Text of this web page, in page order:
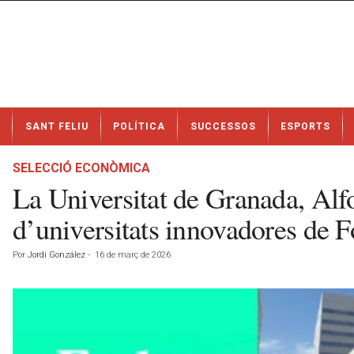
t
SANT FELIU POLÍTICA SUCCESSOS ESPORTS
SELECCIÓ ECONÒMICA
La Universitat de Granada,
d’universitats innovadores de
Por Jordi González - 16 de març de 2026